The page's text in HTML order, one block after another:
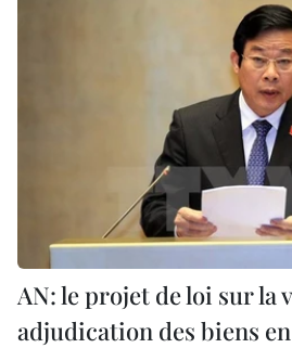
AN: le projet de loi sur la
adjudication des biens